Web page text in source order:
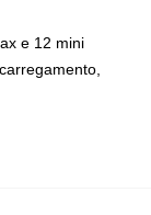
e 12 mini